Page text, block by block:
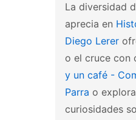
La diversidad
aprecia en
Diego Lerer
o el cruce con
y un café -
Parra o
curiosidades